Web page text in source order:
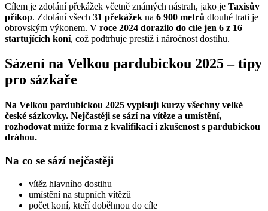
Cílem je zdolání překážek včetně známých nástrah, jako je Taxisův
příkop. Zdolání všech 31 překážek na 6 900 metrů dlouhé trati je
obrovským výkonem. V roce 2024 dorazilo do cíle jen 6 z 16
startujících koní, což podtrhuje prestiž i náročnost dostihu.
Sázení na Velkou pardubickou 2025 – tipy
pro sázkaře
Na Velkou pardubickou 2025 vypisují kurzy všechny velké
české sázkovky. Nejčastěji se sází na vítěze a umístění,
rozhodovat může forma z kvalifikací i zkušenost s pardubickou
dráhou.
Na co se sází nejčastěji
vítěz hlavního dostihu
umístění na stupních vítězů
počet koní, kteří doběhnou do cíle